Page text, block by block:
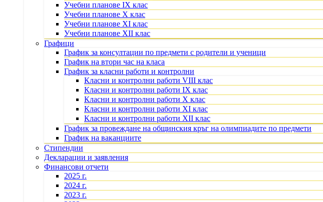
Учебни планове IX клас
Учебни планове X клас
Учебни планове XI клас
Учебни планове XII клас
Графици
График за консултации по предмети с родители и ученици
График на втори час на класа
График за класни работи и контролни
Класни и контролни работи VIII клас
Класни и контролни работи IX клас
Класни и контролни работи X клас
Класни и контролни работи XI клас
Класни и контролни работи XII клас
График за провеждане на общинския кръг на олимпиадите по предмети
График на ваканциите
Стипендии
Декларации и заявления
Финансови отчети
2025 г.
2024 г.
2023 г.